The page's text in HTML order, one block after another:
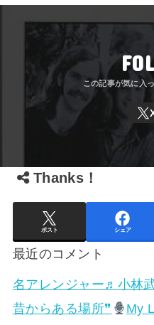
Thanks！
ポスト シェア
最近のコメント
名アレンジャー♬ 小林
昔からある場所❞
My